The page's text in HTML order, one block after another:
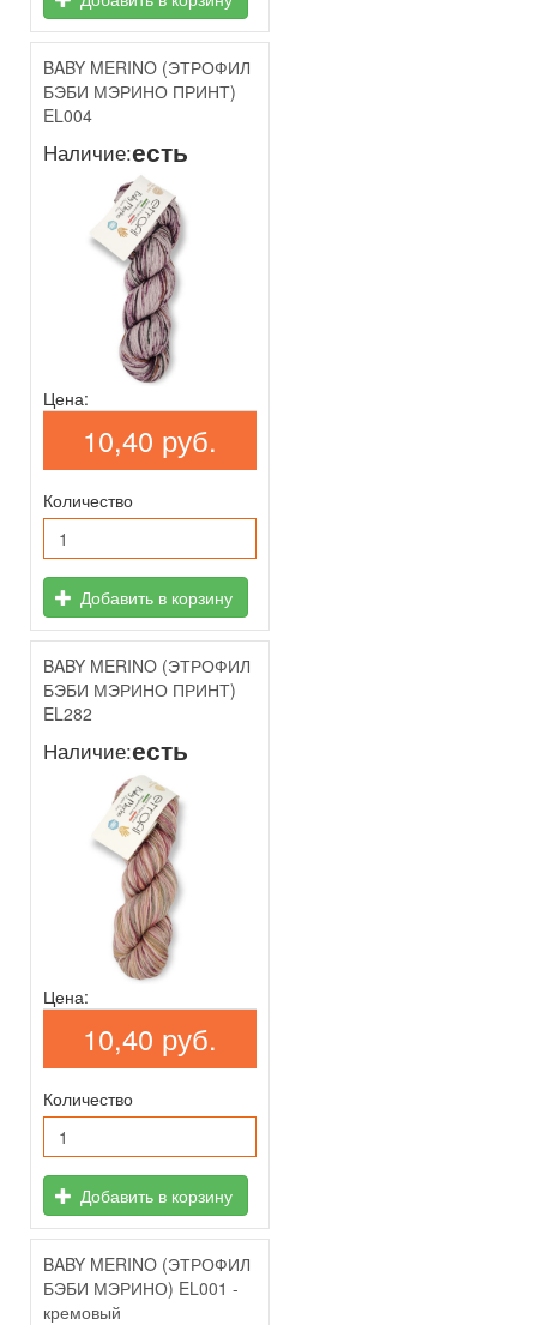
BABY MERINO (ЭТРОФИЛ
БЭБИ МЭРИНО ПРИНТ)
EL004
Наличие:есть
Цена:
10,40 руб.
Количество
Добавить в корзину
BABY MERINO (ЭТРОФИЛ
БЭБИ МЭРИНО ПРИНТ)
EL282
Наличие:есть
Цена:
10,40 руб.
Количество
Добавить в корзину
BABY MERINO (ЭТРОФИЛ
БЭБИ МЭРИНО) EL001 -
кремовый